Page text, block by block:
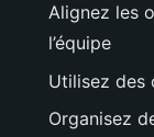
Alignez les
l’équipe
Utilisez des
Organisez